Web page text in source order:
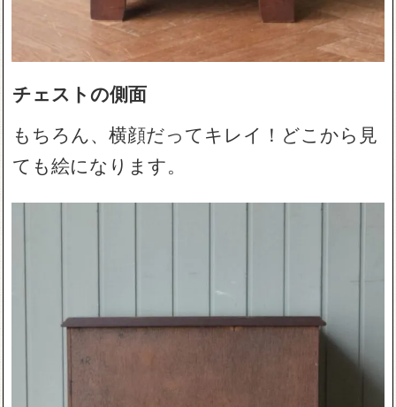
チェストの側面
もちろん、横顔だってキレイ！どこから見
ても絵になります。